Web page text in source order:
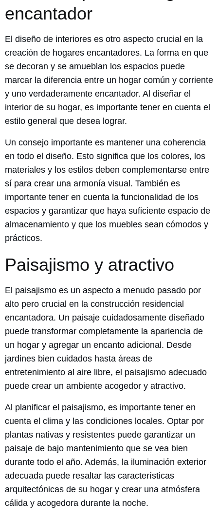
encantador
El diseño de interiores es otro aspecto crucial en la
creación de hogares encantadores. La forma en que
se decoran y se amueblan los espacios puede
marcar la diferencia entre un hogar común y corriente
y uno verdaderamente encantador. Al diseñar el
interior de su hogar, es importante tener en cuenta el
estilo general que desea lograr.
Un consejo importante es mantener una coherencia
en todo el diseño. Esto significa que los colores, los
materiales y los estilos deben complementarse entre
sí para crear una armonía visual. También es
importante tener en cuenta la funcionalidad de los
espacios y garantizar que haya suficiente espacio de
almacenamiento y que los muebles sean cómodos y
prácticos.
Paisajismo y atractivo
El paisajismo es un aspecto a menudo pasado por
alto pero crucial en la construcción residencial
encantadora. Un paisaje cuidadosamente diseñado
puede transformar completamente la apariencia de
un hogar y agregar un encanto adicional. Desde
jardines bien cuidados hasta áreas de
entretenimiento al aire libre, el paisajismo adecuado
puede crear un ambiente acogedor y atractivo.
Al planificar el paisajismo, es importante tener en
cuenta el clima y las condiciones locales. Optar por
plantas nativas y resistentes puede garantizar un
paisaje de bajo mantenimiento que se vea bien
durante todo el año. Además, la iluminación exterior
adecuada puede resaltar las características
arquitectónicas de su hogar y crear una atmósfera
cálida y acogedora durante la noche.